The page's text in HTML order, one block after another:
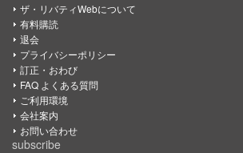
ザ・リバティWebについて
有料購読
退会
プライバシーポリシー
訂正・おわび
FAQ よくある質問
ご利用環境
会社案内
お問い合わせ
subscribe